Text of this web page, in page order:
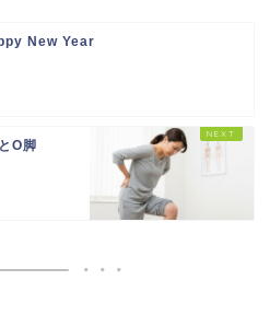
New Year
O脚